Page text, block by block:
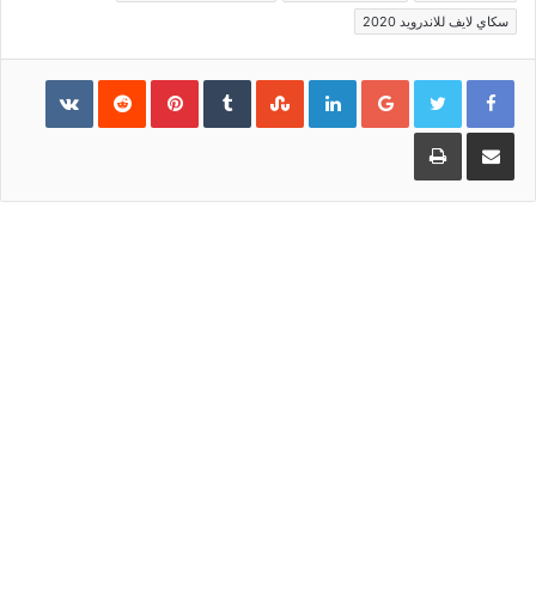
سكاي لايف للاندرويد 2020
Google+
LinkedIn
Pinterest
مشاركة عبر البريد طباعة